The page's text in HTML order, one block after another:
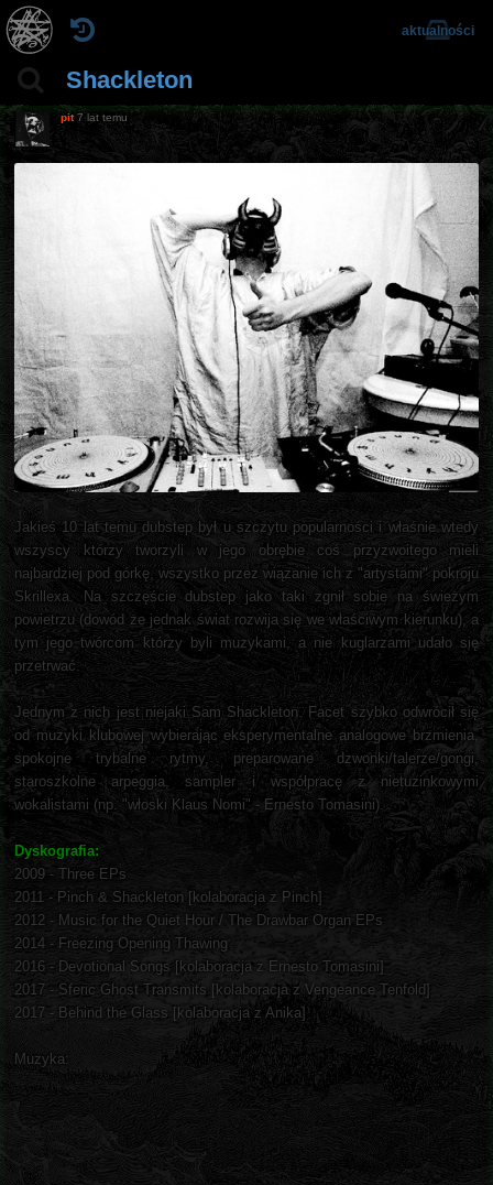
Shackleton
aktualności
pit 7 lat temu
Jakieś 10 lat temu dubstep był u szczytu popularności i właśnie wtedy
wszyscy którzy tworzyli w jego obrębie coś przyzwoitego mieli
najbardziej pod górkę, wszystko przez wiązanie ich z "artystami" pokroju
Skrillexa. Na szczęście dubstep jako taki zgnił sobie na świeżym
powietrzu (dowód że jednak świat rozwija się we właściwym kierunku), a
tym jego twórcom którzy byli muzykami, a nie kuglarzami udało się
przetrwać.
Jednym z nich jest niejaki Sam Shackleton. Facet szybko odwrócił się
od muzyki klubowej wybierając eksperymentalne analogowe brzmienia,
spokojne trybalne rytmy, preparowane dzwonki/talerze/gongi,
staroszkolne arpeggia, sampler i współpracę z nietuzinkowymi
wokalistami (np. "włoski Klaus Nomi" - Ernesto Tomasini).
Dyskografia:
2009 - Three EPs
2011 - Pinch & Shackleton [kolaboracja z Pinch]
2012 - Music for the Quiet Hour / The Drawbar Organ EPs
2014 - Freezing Opening Thawing
2016 - Devotional Songs [kolaboracja z Ernesto Tomasini]
2017 - Sferic Ghost Transmits [kolaboracja z Vengeance Tenfold]
2017 - Behind the Glass [kolaboracja z Anika]
Muzyka: